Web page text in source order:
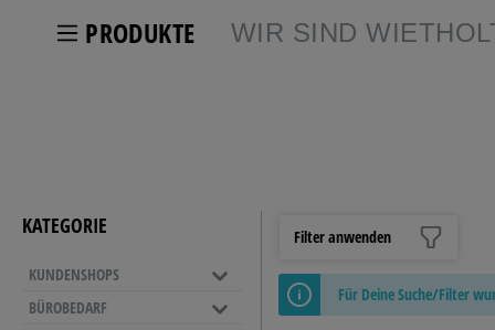
PRODUKTE WIR SIND
KATEGORIE
KUNDENSHOPS
BÜROBEDARF
Filter anwenden
Für Deine Suche/Filter